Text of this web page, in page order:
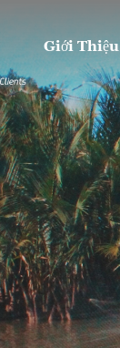
Giới Thiệu